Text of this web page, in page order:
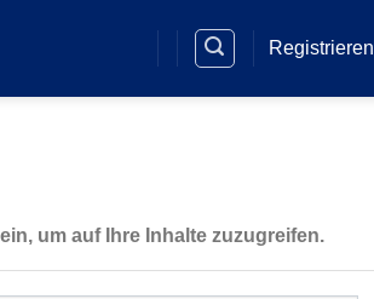
Registrieren
um auf Ihre Inhalte zuzugreifen.